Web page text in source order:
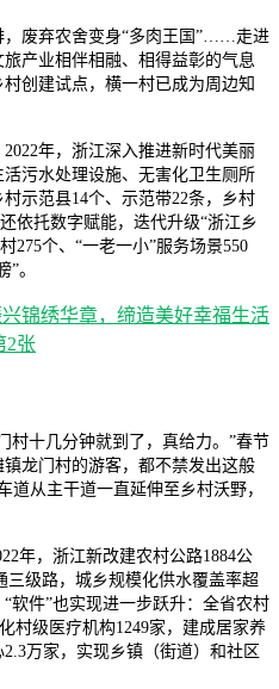
，废弃农舍变身“多肉王国”……走进
产业相伴相融、相得益彰的气息
创建试点，横一村已成为周边知
年，浙江深入推进新时代美丽
污水处理设施、无害化卫生厕所
示范县14个、示范带22条，乡村
依托数字赋能，迭代升级“浙江乡
275个、“一老一小”服务场景550
。
村十几分钟就到了，真给力。”春节
龙门村的游客，都不禁发出这般
道从主干道一直延伸至乡村沃野，
年，浙江新改建农村公路1884公
级路，城乡规模化供水覆盖率超
软件”也实现进一步跃升：全省农村
村级医疗机构1249家，建成居家养
万家，实现乡镇（街道）和社区